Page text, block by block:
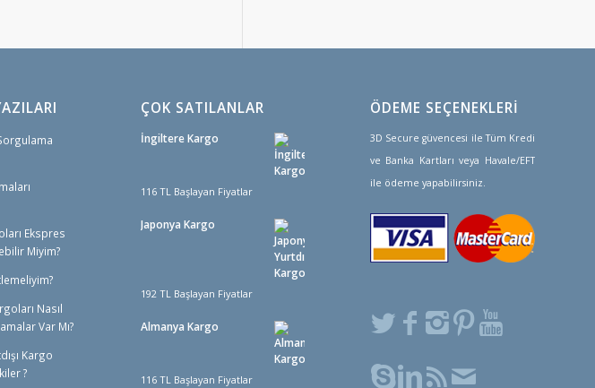
Ekspres
Miyim?
Nasıl
Var Mı?
Kargo
?
ÇOK SATILANLAR
İngiltere Kargo
116 TL Başlayan Fiyatlar
Japonya Kargo
192 TL Başlayan Fiyatlar
Almanya Kargo
116 TL Başlayan Fiyatlar
ÖDEME SEÇENEKLERİ
3D Secure güvencesi ile Tüm Kredi
ve Banka Kartları veya Havale/EFT
ile ödeme yapabilirsiniz.